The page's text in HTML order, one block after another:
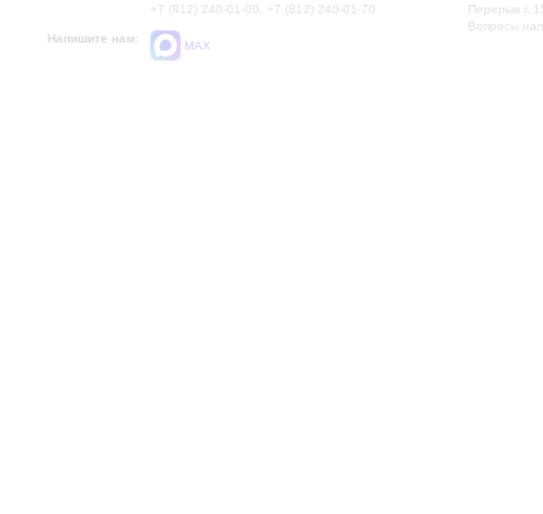
+7 (812) 240-01-00, +7 (812) 240-01-70
Напишите нам:
MAX
Перерыв с
Вопросы